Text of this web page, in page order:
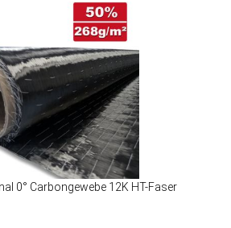
0° Carbongewebe 12K HT-Faser